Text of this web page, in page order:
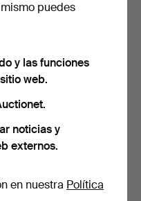
DE PIE, hierro
forjado, Suecia, dé…
días
USD
puedes
y las funciones
web.
noticias y
externos.
en nuestra Política